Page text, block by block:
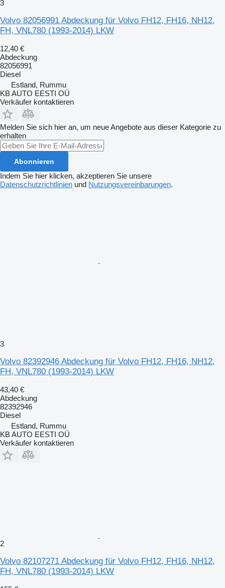
3
Volvo 82056991 Abdeckung für Volvo FH12, FH16, NH12,
FH, VNL780 (1993-2014) LKW
12,40 €
Abdeckung
82056991
Diesel
Estland, Rummu
KB AUTO EESTI OÜ
Verkäufer kontaktieren
Melden Sie sich hier an, um neue Angebote aus dieser Kategorie zu
erhalten
Abonnieren
Indem Sie hier klicken, akzeptieren Sie unsere
Datenschutzrichtlinien und Nutzungsvereinbarungen.
3
Volvo 82392946 Abdeckung für Volvo FH12, FH16, NH12,
FH, VNL780 (1993-2014) LKW
43,40 €
Abdeckung
82392946
Diesel
Estland, Rummu
KB AUTO EESTI OÜ
Verkäufer kontaktieren
2
Volvo 82107271 Abdeckung für Volvo FH12, FH16, NH12,
FH, VNL780 (1993-2014) LKW